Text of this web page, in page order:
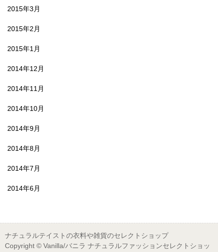
2015年3月
2015年2月
2015年1月
2014年12月
2014年11月
2014年10月
2014年9月
2014年8月
2014年7月
2014年6月
ナチュラルテイストの衣料や雑貨のセレクトショップ
Copyright © Vanilla/バニラ ナチュラルファッションセレクトショッ